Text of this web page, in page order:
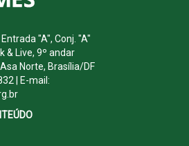
"A", Conj. "A"
& Live, 9º andar
Norte, Brasília/DF
| E-mail: